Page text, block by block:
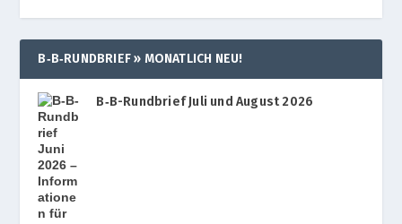
B‑B‑RUNDBRIEF » MONATLICH NEU!
B‑B-Rundbrief Juli und August 2026